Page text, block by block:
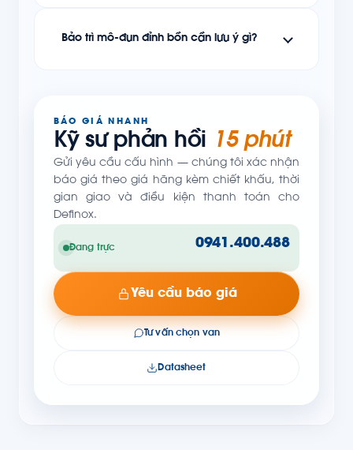
Bảo trì mô-đun đỉnh bồn cần lưu ý gì?
BÁO GIÁ NHANH
Kỹ sư phản hồi 15 phút
Gửi yêu cầu cấu hình — chúng tôi xác nhận
báo giá theo giá hãng kèm chiết khấu, thời
gian giao và điều kiện thanh toán cho
Definox.
Đang trực 0941.400.488
Yêu cầu báo giá
Tư vấn chọn van
Datasheet